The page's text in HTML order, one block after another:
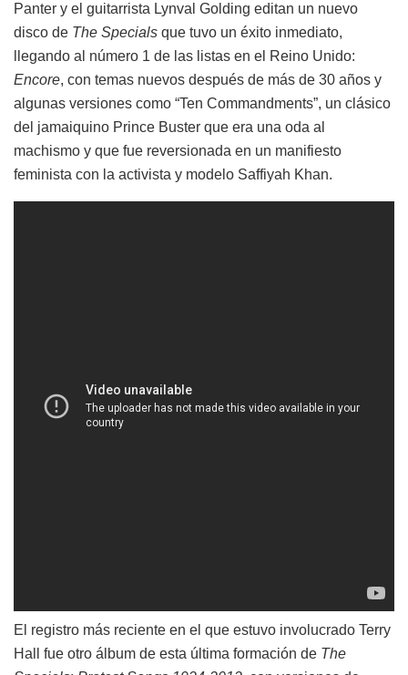
Panter y el guitarrista Lynval Golding editan un nuevo
disco de The Specials que tuvo un éxito inmediato,
llegando al número 1 de las listas en el Reino Unido:
Encore, con temas nuevos después de más de 30 años y
algunas versiones como “Ten Commandments”, un clásico
del jamaiquino Prince Buster que era una oda al
machismo y que fue reversionada en un manifiesto
feminista con la activista y modelo Saffiyah Khan.
El registro más reciente en el que estuvo involucrado Terry
Hall fue otro álbum de esta última formación de The